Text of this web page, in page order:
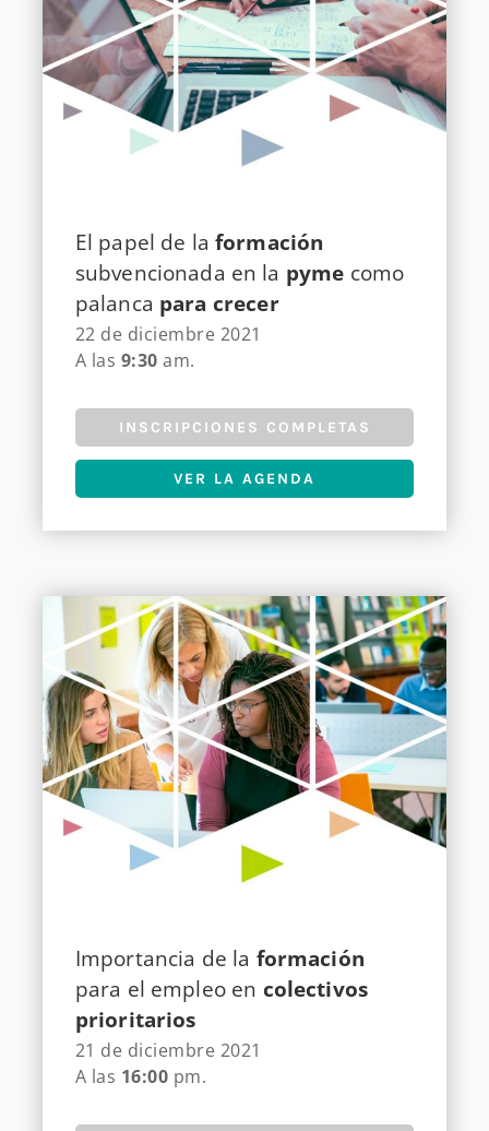
El papel de laformación
subvencionada en la pyme como
palanca para crecer
22 de diciembre 2021
A las 9:30 am.
INSCRIPCIONES COMPLETAS
VER LA AGENDA
Importancia de la formación
para el empleo en colectivos
prioritarios
21 de diciembre 2021
A las 16:00 pm.